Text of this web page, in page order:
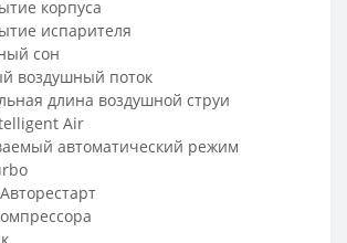
корпуса
испарителя
сон
воздушный поток
длина воздушной струи
Air
автоматический режим